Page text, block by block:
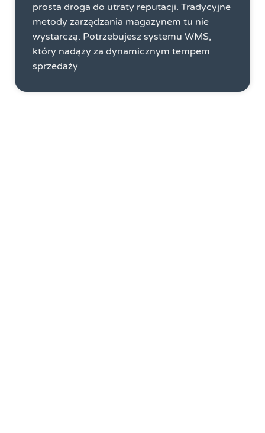
prosta droga do utraty reputacji. Tradycyjne
metody zarządzania magazynem tu nie
wystarczą. Potrzebujesz systemu WMS,
który nadąży za dynamicznym tempem
sprzedaży